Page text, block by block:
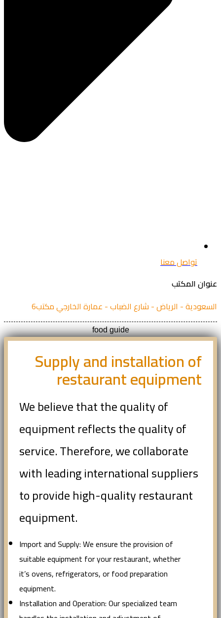
تواصل معنا
المكتب
- الرياض - شارع الضباب - عمارة الخارجي مكتب6
food guide
Supply and installation of
restaurant equipment
We believe that the quality of
equipment reflects the quality of
service. Therefore, we collaborate
with leading international suppliers
to provide high-quality restaurant
equipment.
Import and Supply: We ensure the provision of
suitable equipment for your restaurant, whether
it’s ovens, refrigerators, or food preparation
equipment.
Installation and Operation: Our specialized team